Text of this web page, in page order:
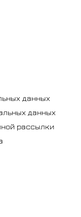
данных
данных
рассылки